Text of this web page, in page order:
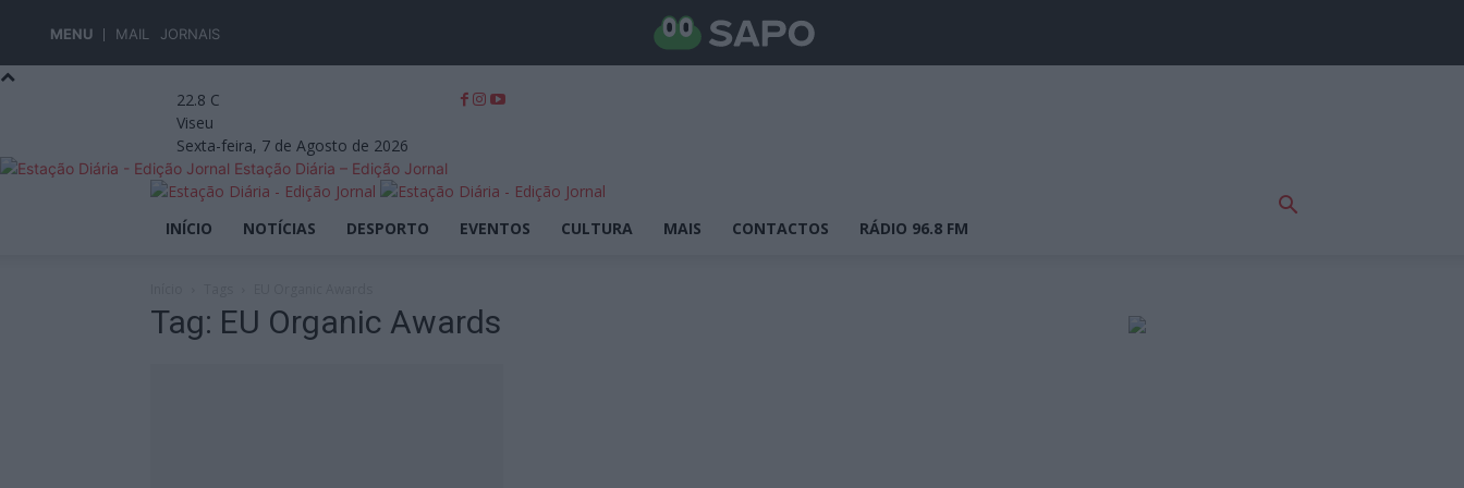
MENU MAIL JORNAIS
22.8 C
Viseu
Sexta-feira, 7 de Agosto de 2026
Estação Diária – Edição Jornal
INÍCIO NOTÍCIAS DESPORTO EVENTOS CULTURA MAIS CONTACTOS RÁDIO 96.8 FM
Tag: EU Organic Awards